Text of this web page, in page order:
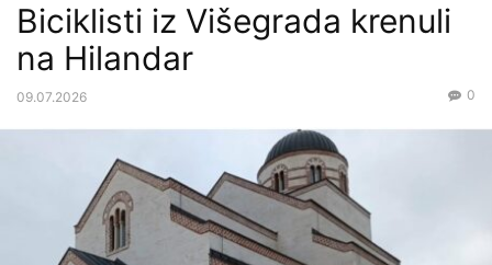
Biciklisti iz Višegrada krenuli
na Hilandar
09.07.2026 0